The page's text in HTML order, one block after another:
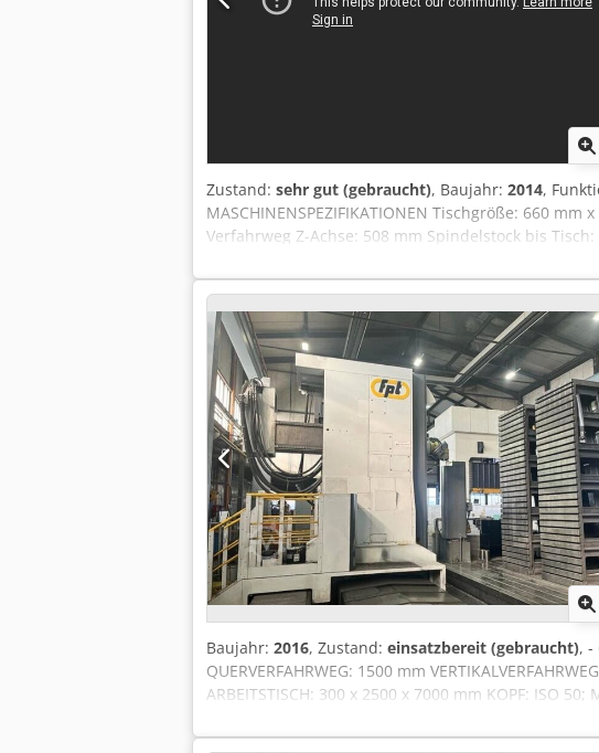
Zustand: sehr gut (gebraucht), Baujahr: 2014,
MASCHINENSPEZIFIKATIONEN Tischgröße: 660
Verfahrweg Z-Achse: 508 mm Spindelstock bis
kW Eilgang: 25,4 m/min Werkzeugwechsler-
kompatible) CNC-Steuerung Späneförderer
Kühlmitteldüse Automatische Zentralschmierung
Baujahr: 2016, Zustand: einsatzbereit (gebraucht), -
QUERVERFAHRWEG: 1500 mm
ARBEITSTISCH: 300 x 2500 x 7000 mm KOPF: ISO 50;
PLÄTZE STEUERUNG: HEIDENHAIN TNC 640
WERKZEUG; RTCP; AUTOCAL-SOFTWARE FÜR